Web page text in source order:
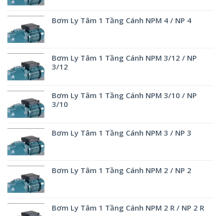
Bơm Ly Tâm 1 Tầng Cánh NPM 4 / NP 4
Bơm Ly Tâm 1 Tầng Cánh NPM 3/12 / NP
3/12
Bơm Ly Tâm 1 Tầng Cánh NPM 3/10 / NP
3/10
Bơm Ly Tâm 1 Tầng Cánh NPM 3 / NP 3
Bơm Ly Tâm 1 Tầng Cánh NPM 2 / NP 2
Bơm Ly Tâm 1 Tầng Cánh NPM 2 R / NP 2 R